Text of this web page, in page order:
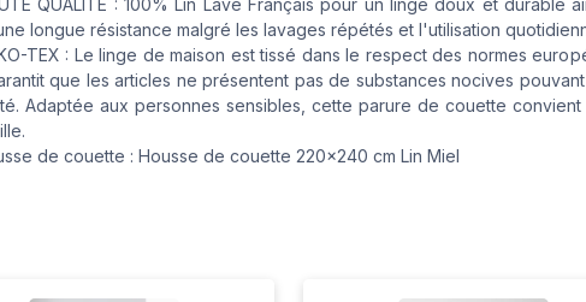
longue résistance malgré les lavages répétés et l'utilisation
TEX : Le linge de maison est tissé dans le respect des normes
que les articles ne présentent pas de substances nocives
Adaptée aux personnes sensibles, cette parure de couette
de couette : Housse de couette 220x240 cm Lin Miel